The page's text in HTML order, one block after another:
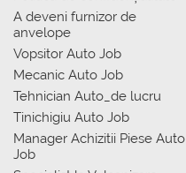
A deveni furnizor de
anvelope
Vopsitor Auto Job
Mecanic Auto Job
Tehnician Auto_de lucru
Tinichigiu Auto Job
Manager Achizitii Piese Auto
Job